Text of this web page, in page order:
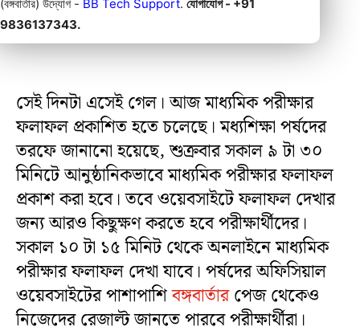
(বঙ্গবার্তার) উদ্যোগ - BB Tech Support. যোগাযোগ - +91
9836137343.
সেই দিনটা এসেই গেল। আজ মাধ্যমিক পরীক্ষার
ফলাফল প্রকাশিত হতে চলেছে। মধ্যশিক্ষা পর্ষদের
তরফে জানানো হয়েছে, শুক্রবার সকাল ৯ টা ৩০
মিনিটে আনুষ্ঠানিকভাবে মাধ্যমিক পরীক্ষার ফলাফল
প্রকাশ করা হবে। তবে ওয়েবসাইটে ফলাফল দেখার
জন্য আরও কিছুক্ষণ করতে হবে পরীক্ষার্থীদের।
সকাল ১০ টা ১৫ মিনিট থেকে অনলাইনে মাধ্যমিক
পরীক্ষার ফলাফল দেখা যাবে। পর্ষদের অফিসিয়াল
ওয়েবসাইটের পাশাপাশিবঙ্গবার্তারপেজ থেকেও
নিজেদের রেজাল্ট জানতে পারবে পরীক্ষার্থীরা।